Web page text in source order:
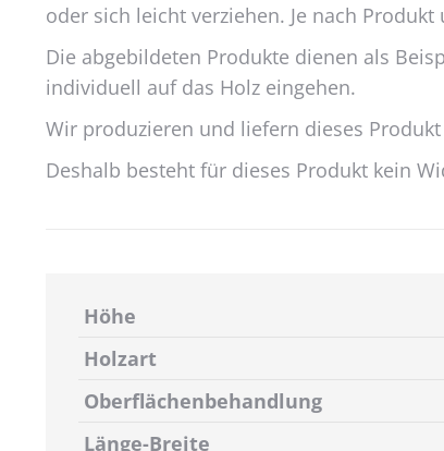
oder sich leicht verziehen. Je nach
Die abgebildeten Produkte dienen als
individuell auf das Holz eingehen.
Wir produzieren und liefern dieses
Deshalb besteht für dieses Produkt kein
Höhe
Holzart
Oberflächenbehandlung
Länge-Breite